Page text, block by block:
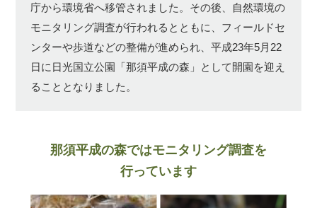
庁から環境省へ移管されました。その後、自然環境の
モニタリング調査が行われるとともに、フィールドセ
ンターや歩道などの整備が進められ、平成23年5月22
日に日光国立公園「那須平成の森」として開園を迎え
ることとなりました。
那須平成の森ではモニタリング調査を
行っています